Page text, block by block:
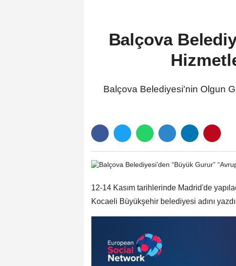
Balçova
Balçova Belediyesi'nin Olgun
12-14 Kasım tarihlerinde Madrid'de
Kocaeli Büyükşehir belediyesi adını